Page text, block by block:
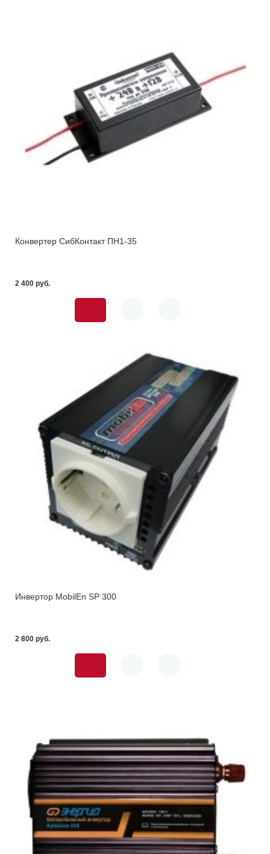
Конвертер СибКонтакт ПН1-35
2 400 pуб.
Инвертор MobilEn SP 300
2 800 pуб.